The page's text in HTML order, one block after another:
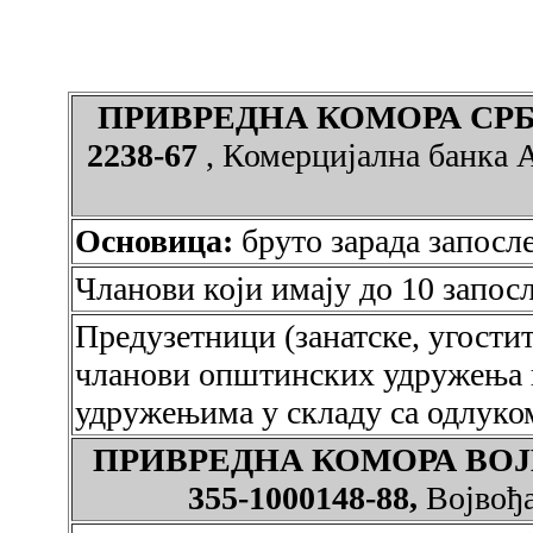
ПРИВРЕДНА КОМОРА
2238-67 , Комерцијална банка
Основица: бруто зарада
Чланови који имају до 10
Предузетници (занатске,
чланови општинских удружења
удружењима у складу са
ПРИВРЕДНА КОМОРА
355-1000148-88,